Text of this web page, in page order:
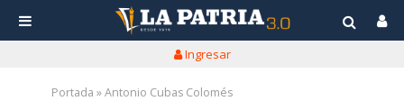
Ingresar
Portada »Antonio Cubas Colomés